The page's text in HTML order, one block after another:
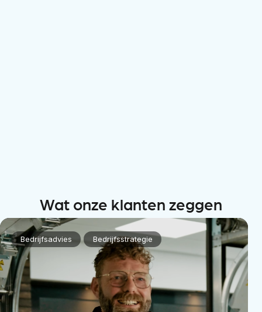
Wat onze klanten zeggen
Bedrijfsadvies Bedrijfsstrategie